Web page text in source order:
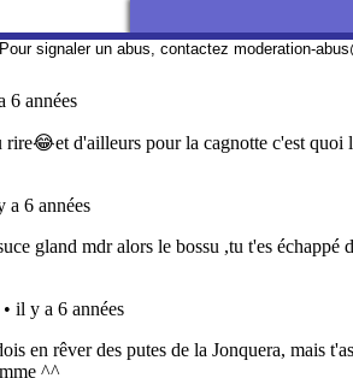
Pour signaler un abus, contactez moderation-